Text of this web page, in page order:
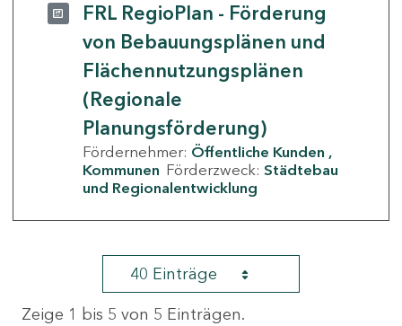
FRL RegioPlan - Förderung
von Bebauungsplänen und
Flächennutzungsplänen
(Regionale
Planungsförderung)
Fördernehmer: Öffentliche Kunden
Kommunen Förderzweck: Städtebau
und Regionalentwicklung
40 Einträge
Zeige 1 bis 5 von 5 Einträgen.